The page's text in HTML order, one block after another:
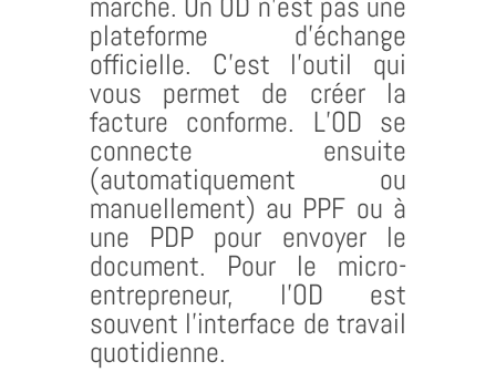
plateforme d’échange
officielle. C’est l’outil qui
vous permet de créer la
facture conforme. L’OD se
connecte ensuite
(automatiquement ou
manuellement) au PPF ou à
une PDP pour envoyer le
document. Pour le micro-
entrepreneur, l’OD est
souvent l’interface de travail
quotidienne.